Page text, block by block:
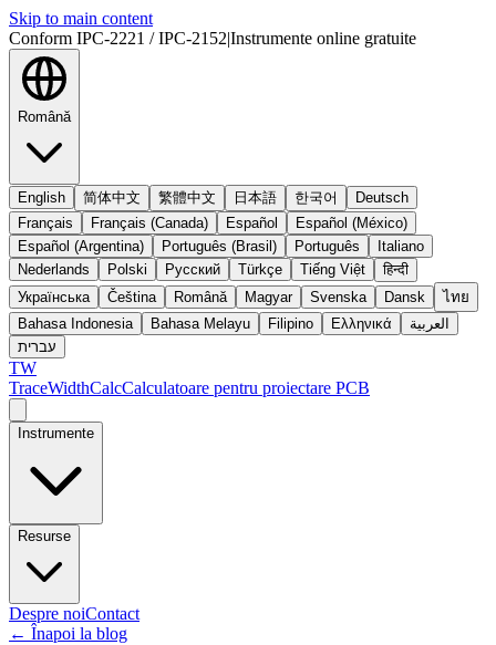
Skip to main content
Conform IPC-2221 / IPC-2152|Instrumente online gratuite
Română
English 简体中文 繁體中文 日本語 한국어
Deutsch
Français
Français (Canada) Español
Español (México)
Español (Argentina)
Português (Brasil) Português
Italiano
Nederlands
Polski Русский Türkçe Tiếng Việt
हिन्दी
Українська
Čeština Română Magyar Svenska Dansk
ไทย
Bahasa Indonesia
Bahasa Melayu Filipino Ελληνικά
العربية
עברית
TW
TraceWidthCalcCalculatoare pentru proiectare PCB
Instrumente
Resurse
Despre noiContact
← Înapoi la blog